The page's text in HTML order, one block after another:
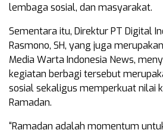
lembaga sosial, dan masyarakat.
Sementara itu, Direktur PT Digital
Rasmono, SH, yang juga
Media Warta Indonesia News,
kegiatan berbagi tersebut
sosial sekaligus memperkuat nilai
Ramadan.
“Ramadan adalah momentum